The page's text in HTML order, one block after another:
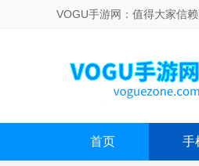
VOGU手游网：值得大家信赖
首页 手